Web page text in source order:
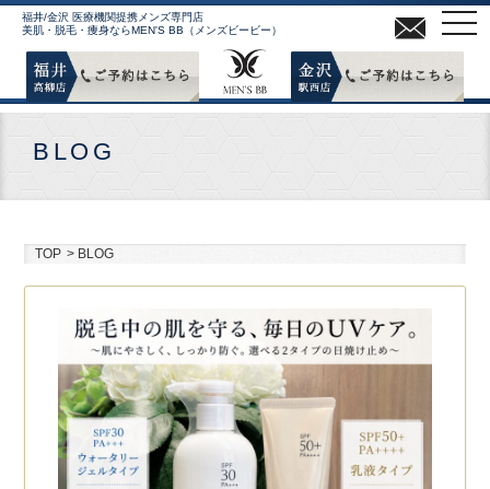
福井/金沢 医療機関提携メンズ専門店
美肌・脱毛・痩身ならMEN'S BB（メンズビービー）
BLOG
TOP > BLOG